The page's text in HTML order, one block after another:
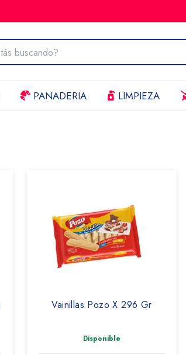
PANADERIA LIMPIEZA
Vainillas Pozo X 296 Gr
Disponible